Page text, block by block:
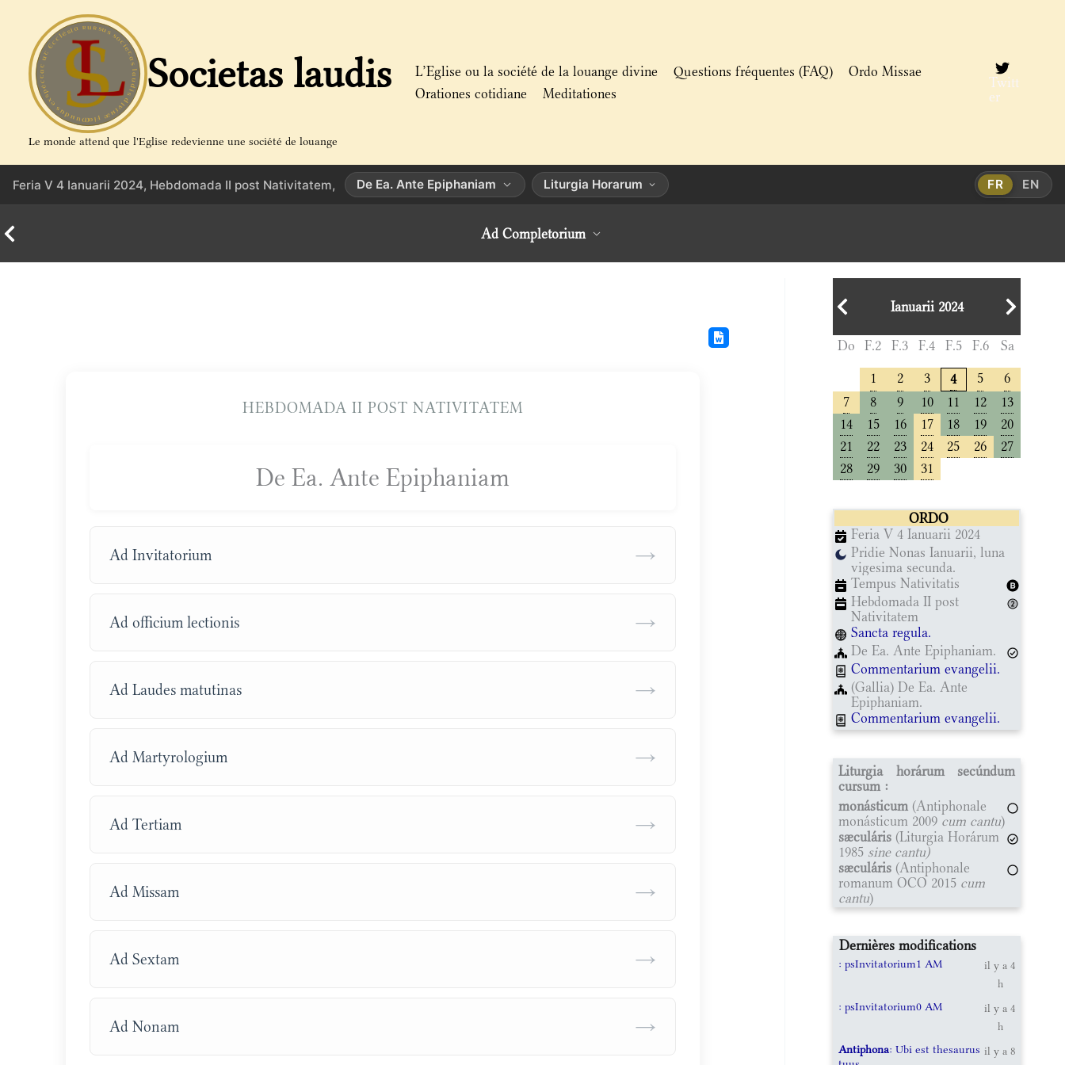
contenu
Societas laudis
Le monde attend que l'Eglise redevienne une société de louange
L’Eglise ou la société de la louange divine Questions fréquentes (FAQ)
Ordo Missae
Orationes cotidiane
Meditationes
Twitt
er
Feria V 4 Ianuarii 2024, Hebdomada II post Nativitatem, De Ea. Ante Epiphaniam Liturgia Horarum FR EN
Ad Completorium
HEBDOMADA II POST NATIVITATEM
De Ea. Ante Epiphaniam
Ad Invitatorium →
Ad officium lectionis →
Ad Laudes matutinas →
Ad Martyrologium →
Ad Tertiam →
Ad Missam →
Ad Sextam →
Ad Nonam →
Ianuarii 2024
Do F.2 F.3 F.4 F.5 F.6 Sa
1 2 3 4 5
6
7
8 9 10 11 12
13
14
15 16 17 18 19
20
21
22 23 24 25 26
27
28
29 30 31
ORDO
Feria V 4 Ianuarii 2024
Pridie Nonas Ianuarii, luna
vigesima secunda.
Tempus Nativitatis
Hebdomada II post
Nativitatem
Sancta regula.
De Ea. Ante Epiphaniam.
Commentarium evangelii.
(Gallia) De Ea. Ante
Epiphaniam.
Commentarium evangelii.
Liturgia horárum secúndum
cursum :
monásticum (Antiphonale
monásticum 2009 cum cantu)
sæculáris (Liturgia Horárum
1985 sine cantu)
sæculáris (Antiphonale
romanum OCO 2015 cum
cantu)
Dernières modifications
: psInvitatorium1 AM
il y a 4
h
: psInvitatorium0 AM
il y a 4
h
Antiphona: Ubi est thesaurus il y a 8